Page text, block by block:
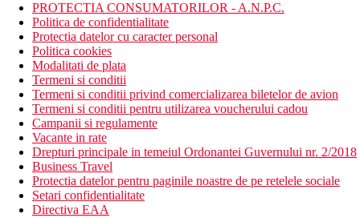
PROTECTIA CONSUMATORILOR - A.N.P.C.
Politica de confidentialitate
Protectia datelor cu caracter personal
Politica cookies
Modalitati de plata
Termeni si conditii
Termeni si conditii privind comercializarea biletelor de avion
Termeni si conditii pentru utilizarea voucherului cadou
Campanii si regulamente
Vacante in rate
Drepturi principale in temeiul Ordonantei Guvernului nr. 2/2018
Business Travel
Protectia datelor pentru paginile noastre de pe retelele sociale
Setari confidentialitate
Directiva EAA